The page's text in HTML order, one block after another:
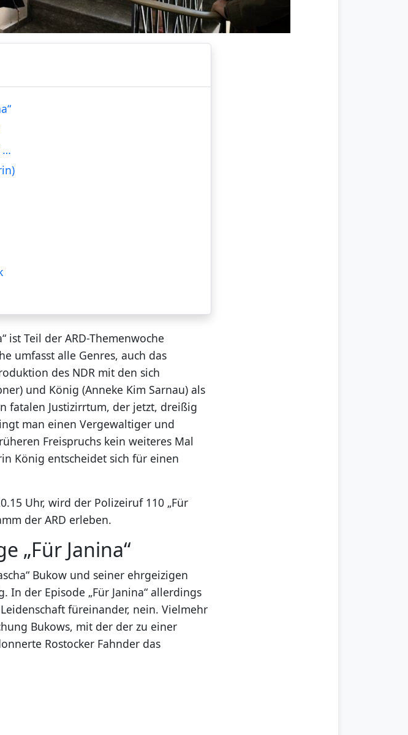
…
ist Teil der ARD-Themenwoche
umfasst alle Genres, auch das
des NDR mit den sich
und König (Anneke Kim Sarnau) als
fatalen Justizirrtum, der jetzt, dreißig
man einen Vergewaltiger und
Freispruchs kein weiteres Mal
König entscheidet sich für einen
Uhr, wird der Polizeiruf 110 „Für
der ARD erleben.
„Für Janina“
Bukow und seiner ehrgeizigen
der Episode „Für Janina“ allerdings
füreinander, nein. Vielmehr
Bukows, mit der der zu einer
Rostocker Fahnder das